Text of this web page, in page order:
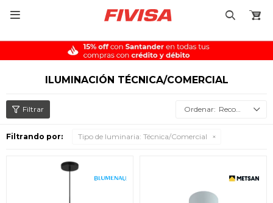

ILUMINACIÓN TÉCNICA/COMERCIAL
Recomendados
Filtrando por: Tipo de luminaria: Técnica/Comercial